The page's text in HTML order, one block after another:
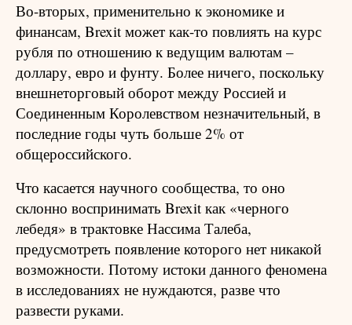
Во-вторых, применительно к экономике и
финансам, Brexit может как-то повлиять на курс
рубля по отношению к ведущим валютам –
доллару, евро и фунту. Более ничего, поскольку
внешнеторговый оборот между Россией и
Соединенным Королевством незначительный, в
последние годы чуть больше 2% от
общероссийского.
Что касается научного сообщества, то оно
склонно воспринимать Brexit как «черного
лебедя» в трактовке Нассима Талеба,
предусмотреть появление которого нет никакой
возможности. Потому истоки данного феномена
в исследованиях не нуждаются, разве что
развести руками.